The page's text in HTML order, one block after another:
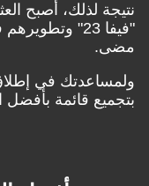
نتيجة لذلك، أصبح
"فيفا 23"
مضى.
ولمساعدتك في
بتجميع قائمة بأفضل